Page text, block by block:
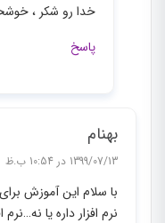
خدا رو شکر ،
پاسخ
بهنام
1399/07/13 در 10:54 ب.ظ
با سلام این آموزش